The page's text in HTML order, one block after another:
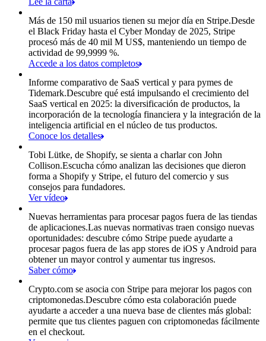
Más de 150 mil usuarios tienen su mejor día en Stripe.Desde
el Black Friday hasta el Cyber Monday de 2025, Stripe
procesó más de 40 mil M US$, manteniendo un tiempo de
actividad de 99,9999 %.
Accede a los datos completos
Informe comparativo de SaaS vertical y para pymes de
Tidemark.Descubre qué está impulsando el crecimiento del
SaaS vertical en 2025: la diversificación de productos, la
incorporación de la tecnología financiera y la integración de la
inteligencia artificial en el núcleo de tus productos.
Conoce los detalles
Tobi Lütke, de Shopify, se sienta a charlar con John
Collison.Escucha cómo analizan las decisiones que dieron
forma a Shopify y Stripe, el futuro del comercio y sus
consejos para fundadores.
Ver vídeo
Nuevas herramientas para procesar pagos fuera de las tiendas
de aplicaciones.Las nuevas normativas traen consigo nuevas
oportunidades: descubre cómo Stripe puede ayudarte a
procesar pagos fuera de las app stores de iOS y Android para
obtener un mayor control y aumentar tus ingresos.
Saber cómo
Crypto.com se asocia con Stripe para mejorar los pagos con
criptomonedas.Descubre cómo esta colaboración puede
ayudarte a acceder a una nueva base de clientes más global:
permite que tus clientes paguen con criptomonedas fácilmente
en el checkout.